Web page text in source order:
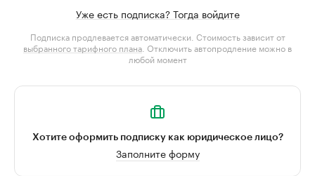
Уже есть подписка? Тогда войдите
Подписка продлевается автоматически. Стоимость зависит от
выбранного тарифного плана . Отключить автопродление можно в
любой момент
Хотите оформить подписку как юридическое лицо?
Заполните форму